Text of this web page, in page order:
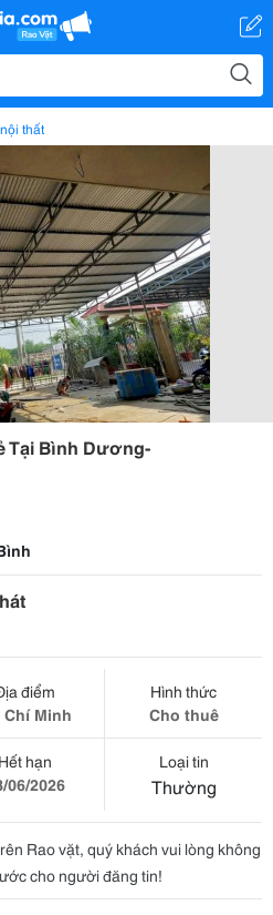
thất
Tại Bình Dương-
điểm
Chí Minh
Hình thức
Cho thuê
Hết hạn
06/2026
Loại tin
Thường
Rao vặt, quý khách vui lòng không
cho người đăng tin!